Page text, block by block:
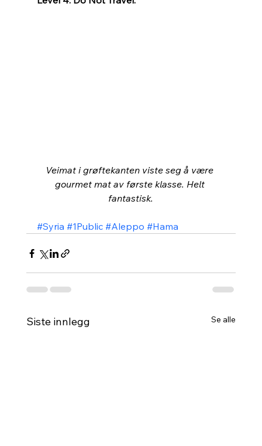
Veimat i grøftekanten viste seg å være
gourmet mat av første klasse. Helt
fantastisk.
#Syria #1Public #Aleppo #Hama
Siste innlegg Se alle